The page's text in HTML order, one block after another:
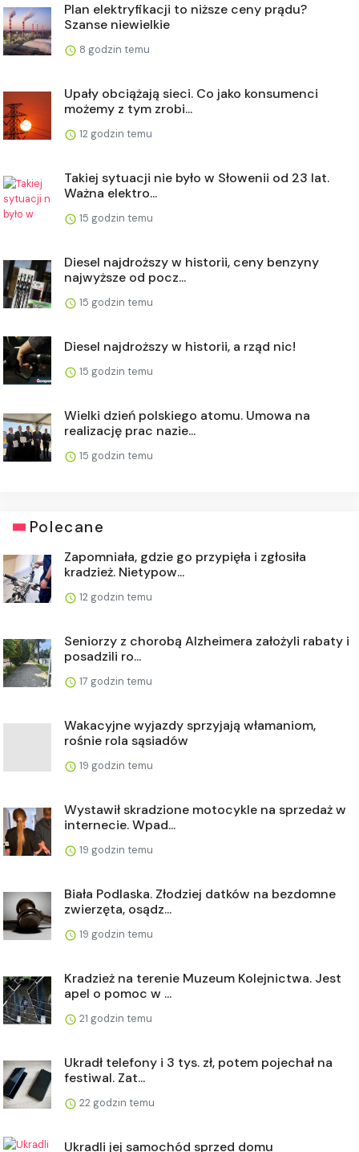
Plan elektryfikacji to niższe ceny prądu?
Szanse niewielkie
8 godzin temu
Upały obciążają sieci. Co jako konsumenci
możemy z tym zrobi...
12 godzin temu
Takiej sytuacji nie było w Słowenii od 23 lat.
Ważna elektro...
15 godzin temu
Diesel najdroższy w historii, ceny benzyny
najwyższe od pocz...
15 godzin temu
Diesel najdroższy w historii, a rząd nic!
15 godzin temu
Wielki dzień polskiego atomu. Umowa na
realizację prac nazie...
15 godzin temu
Polecane
Zapomniała, gdzie go przypięła i zgłosiła
kradzież. Nietypow...
12 godzin temu
Seniorzy z chorobą Alzheimera założyli rabaty i
posadzili ro...
17 godzin temu
Wakacyjne wyjazdy sprzyjają włamaniom,
rośnie rola sąsiadów
19 godzin temu
Wystawił skradzione motocykle na sprzedaż w
internecie. Wpad...
19 godzin temu
Biała Podlaska. Złodziej datków na bezdomne
zwierzęta, osądz...
19 godzin temu
Kradzież na terenie Muzeum Kolejnictwa. Jest
apel o pomoc w ...
21 godzin temu
Ukradł telefony i 3 tys. zł, potem pojechał na
festiwal. Zat...
22 godzin temu
Ukradli jej samochód sprzed domu